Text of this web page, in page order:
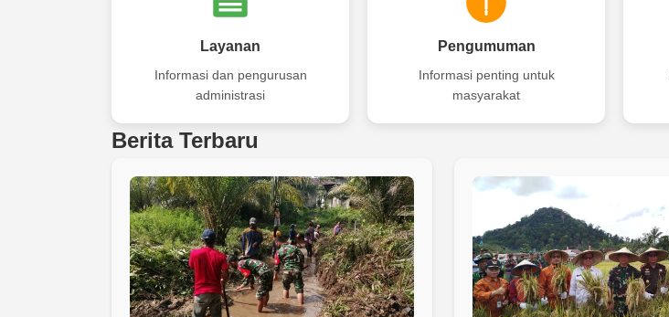
Layanan
Informasi dan pengurusan
administrasi
Pengumuman
Informasi penting untuk
masyarakat
Berita Terbaru